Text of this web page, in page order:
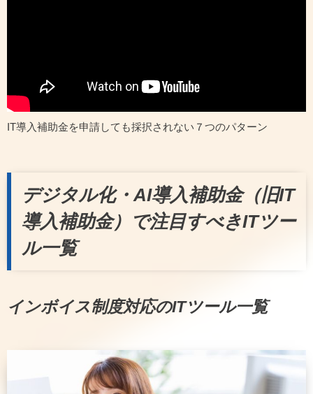
IT導入補助金を申請しても採択されない７つのパターン
デジタル化・AI導入補助金（旧IT
導入補助金）で注目すべきITツー
ル一覧
インボイス制度対応のITツール一覧